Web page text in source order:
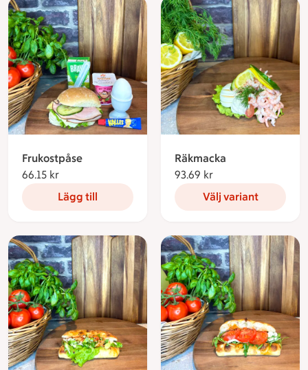
Frukostpåse
66.15 kr
Lägg till
Räkmacka
93.69 kr
Välj variant